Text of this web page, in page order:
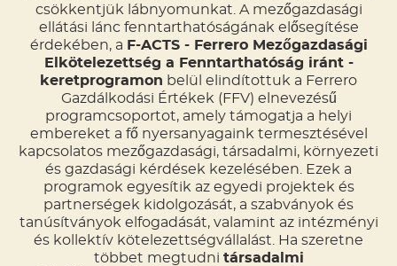
csökkentjük lábnyomunkat. A mezőgazdasági
ellátási lánc fenntarthatóságának elősegítése
érdekében, a F-ACTS - Ferrero Mezőgazdasági
Elkötelezettség a Fenntarthatóság iránt -
keretprogramon belül elindítottuk a Ferrero
Gazdálkodási Értékek (FFV) elnevezésű
programcsoportot, amely támogatja a helyi
embereket a fő nyersanyagaink termesztésével
kapcsolatos mezőgazdasági, társadalmi, környezeti
és gazdasági kérdések kezelésében. Ezek a
programok egyesítik az egyedi projektek és
partnerségek kidolgozását, a szabványok és
tanúsítványok elfogadását, valamint az intézményi
és kollektív kötelezettségvállalást. Ha szeretne
többet megtudni társadalmi